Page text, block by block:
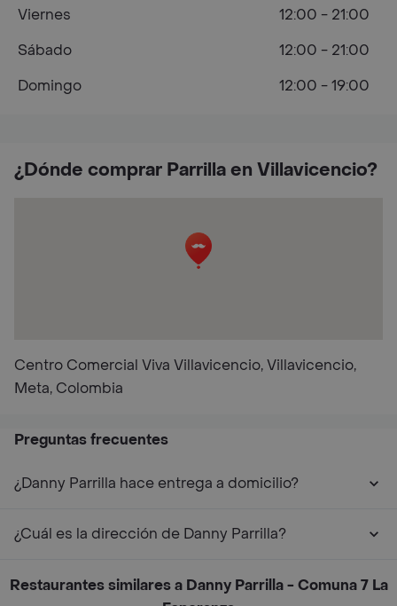
¿Dónde comprar Parrilla en Villavicencio?
Centro Comercial Viva Villavicencio, Villavicencio,
Meta, Colombia
Viernes
12:00 - 21:00
Sábado
12:00 - 21:00
Domingo
12:00 - 19:00
Preguntas frecuentes
¿Danny Parrilla hace entrega a domicilio?
¿Cuál es la dirección de Danny Parrilla?
Restaurantes similares a Danny Parrilla - Comuna 7 La